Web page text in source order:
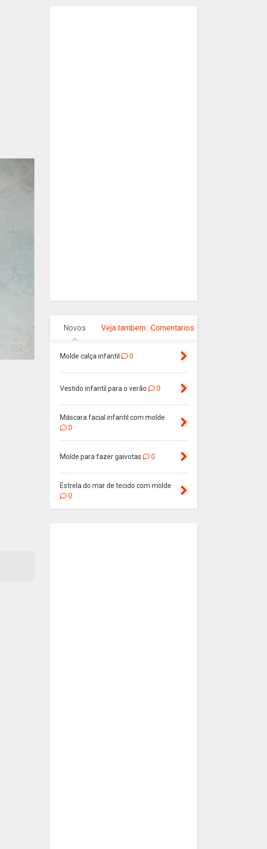
Novos Veja tambem Comentarios
Molde calça infantil 0
Vestido infantil para o verão 0
Máscara facial infantil com molde
0
Molde para fazer gaivotas 0
Estrela do mar de tecido com molde
0